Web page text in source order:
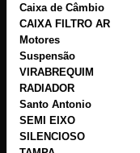
Caixa de Câmbio
CAIXA FILTRO AR
Motores
Suspensão
VIRABREQUIM
RADIADOR
Santo Antonio
SEMI EIXO
SILENCIOSO